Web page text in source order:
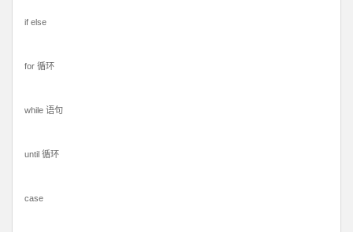
if else
for 循环
while 语句
until 循环
case